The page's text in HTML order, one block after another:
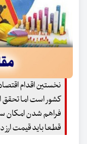
نخستین اقدام
کشور است اما تحقق
فراهم شدن امکان
قطعا باید قیمت